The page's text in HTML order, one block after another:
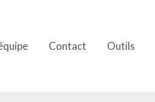
Contact Outils